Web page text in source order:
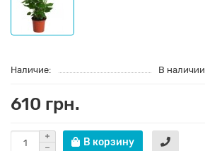
Наличие: В наличии
610 грн.
В корзину